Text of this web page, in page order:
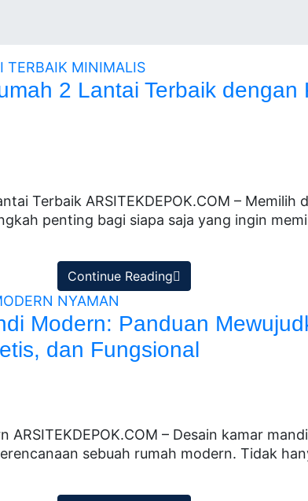
2 Lantai Terbaik dengan
Terbaik ARSITEKDEPOK.COM – Memilih
penting bagi siapa saja yang ingin
Continue Reading
Modern: Panduan
dan Fungsional
ARSITEKDEPOK.COM – Desain kamar
sebuah rumah modern. Tidak